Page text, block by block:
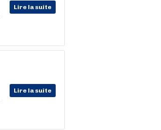
Lire la suite
Lire la suite